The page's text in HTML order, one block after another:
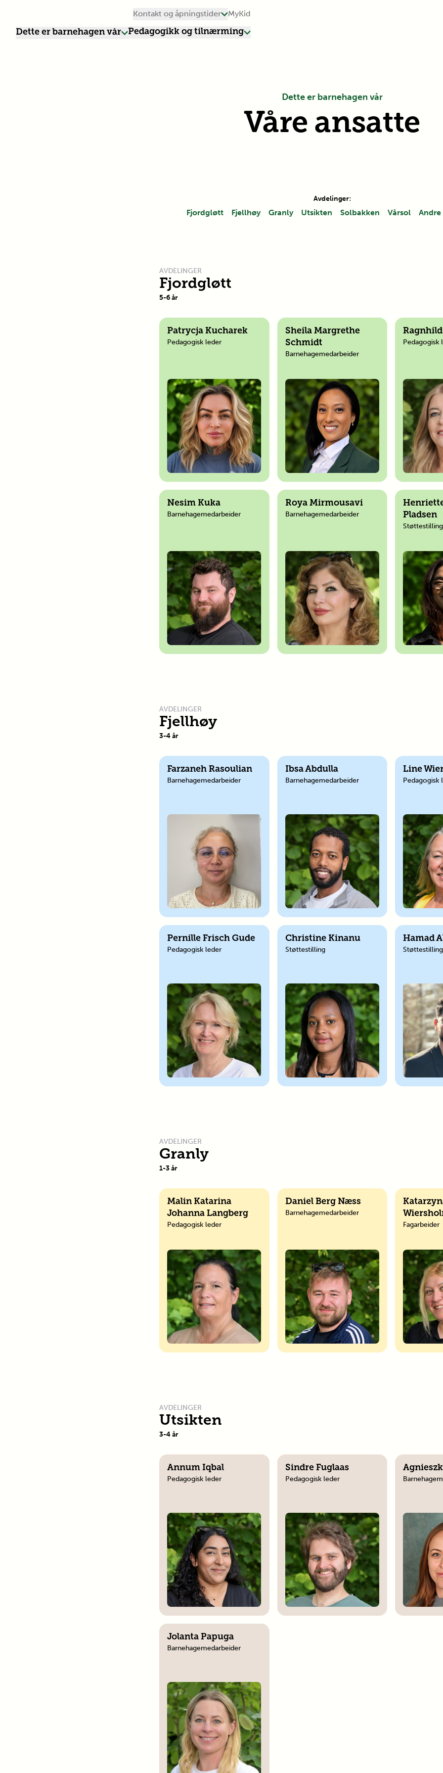
Kontakt og åpningstider
MyKid
Dette er barnehagen vår
Pedagogikk og tilnærming
Dette er barnehagen vår
Våre ansatte
Avdelinger:
Fjordgløtt Fjellhøy Granly Utsikten Solbakken Vårsol Andre
AVDELINGER
Fjordgløtt
5-6år
Patrycja Kucharek
Pedagogisk leder
Sheila Margrethe
Schmidt
Barnehagemedarbeider
Pedagogisk
Nesim Kuka
Barnehagemedarbeider
Roya Mirmousavi
Barnehagemedarbeider
Pladsen
Støttestilling
AVDELINGER
Fjellhøy
3-4år
Farzaneh Rasoulian
Barnehagemedarbeider
Ibsa Abdulla
Barnehagemedarbeider
Line
Pedagogisk
Pernille Frisch Gude
Pedagogisk leder
Christine Kinanu
Støttestilling
Hamad
Støttestilling
AVDELINGER
Granly
1-3år
Malin Katarina
Johanna Langberg
Pedagogisk leder
Daniel Berg Næss
Barnehagemedarbeider
Fagarbeider
AVDELINGER
Utsikten
3-4år
Annum Iqbal
Pedagogisk leder
Sindre Fuglaas
Pedagogisk leder
Jolanta Papuga
Barnehagemedarbeider